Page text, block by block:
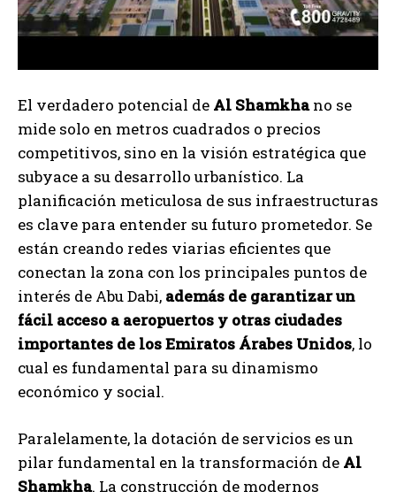
El verdadero potencial de Al Shamkhano se
mide solo en metros cuadrados o precios
competitivos, sino en la visión estratégica que
subyace a su desarrollo urbanístico. La
planificación meticulosa de sus infraestructuras
es clave para entender su futuro prometedor. Se
están creando redes viarias eficientes que
conectan la zona con los principales puntos de
interés de Abu Dabi, además de garantizar un
fácil acceso a aeropuertos y otras ciudades
importantes de los Emiratos Árabes Unidos, lo
cual es fundamental para su dinamismo
económico y social.
Paralelamente, la dotación de servicios es un
pilar fundamental en la transformación de Al
Shamkha. La construcción de modernos